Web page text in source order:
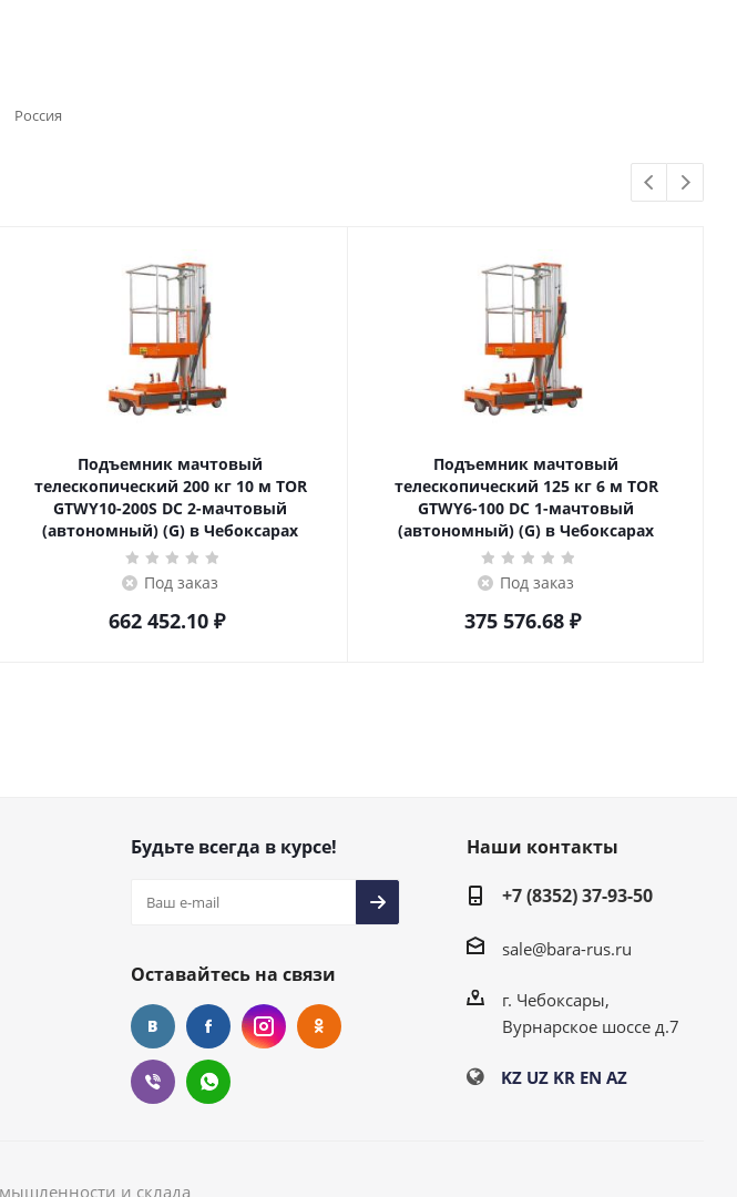
Россия
Подъемник мачтовый
телескопический 200 кг 10 м TOR
GTWY10-200S DC 2-мачтовый
(автономный) (G) в Чебоксарах
Под заказ
662 452.10₽
Подъемник мачтовый
телескопический 125 кг 6 м TOR
GTWY6-100 DC 1-мачтовый
(автономный) (G) в Чебоксарах
Под заказ
375 576.68₽
Будьте всегда в курсе!
Оставайтесь на связи
Наши контакты
+7 (8352) 37-93-50
sale@bara-rus.ru
г. Чебоксары,
Вурнарское шоссе д.7
KZ UZ KR EN AZ
и склада